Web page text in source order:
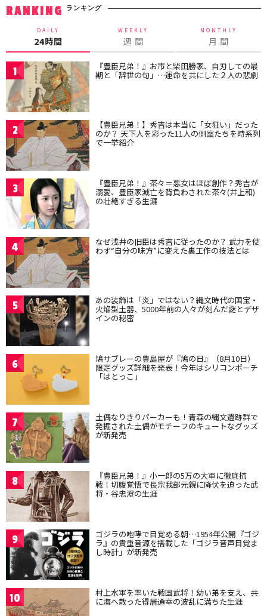
RANKING ランキング
DAILY
24時間
WEEKLY
週 間
MONTHLY
月 間
1 『豊臣兄弟！』お市と柴田勝家、自刃しての最
期と「辞世の句」…運命を共にした２人の悲劇
2 【豊臣兄弟！】秀吉は本当に「女狂い」だった
のか？ 天下人を彩った11人の側室たちを時系列
で一挙紹介
3 『豊臣兄弟！』茶々＝悪女はほぼ創作？秀吉が
溺愛、豊臣家滅亡を背負わされた茶々(井上和)
の壮絶すぎる生涯
4 なぜ浅井の旧臣は秀吉に従ったのか？ 武力を使
わず“自分の味方”に変えた裏工作の技法とは
5 あの装飾は「炎」ではない？縄文時代の国宝・
火焔型土器、5000年前の人々が刻んだ謎とデザ
インの秘密
6 鳩サブレーの豊島屋が『鳩の日』（8月10日）
限定グッズ詳細を発表！今年はシリコンポーチ
「はとっこ」
7 土偶なりきりパーカーも！青森の縄文遺跡群で
発掘された土偶がモチーフのキュートなグッズ
が新発売
8 『豊臣兄弟！』小一郎の5万の大軍に徹底抗
戦！切腹覚悟で長宗我部元親に降伏を迫った武
将・谷忠澄の生涯
9 ゴジラの咆哮で目覚める朝…1954年公開『ゴジ
ラ』の貴重音源を搭載した「ゴジラ音声目覚ま
し時計」が新発売
10 村上水軍を率いた戦国武将！幼い弟を支え、共
に海へ散った得居通幸の波乱に満ちた生涯